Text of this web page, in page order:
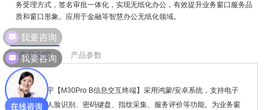
务受理方式，签名审批一体化，实现无纸化办公，有效提升业务窗口服务品
质和窗口形象。应用于金融等智慧办公无纸化领域。
产品介绍 产品参数
捷宇【M30Pro B信息交互终端】采用鸿蒙/安卓系统，支持电子
签名、人脸识别、密码键盘、指纹采集、服务评价等功能。为业务窗
我要咨询
我要咨询